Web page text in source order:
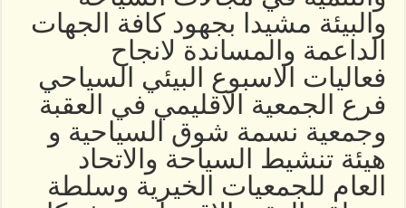
والبيئة مشيدا بجهود كافة الجهات
الداعمة والمساندة لانجاح
فعاليات الاسبوع البيئي السياحي
فرع الجمعية الاقليمي في العقبة
وجمعية نسمة شوق السياحية و
هيئة تنشيط السياحة والاتحاد
العام للجمعيات الخيرية وسلطة